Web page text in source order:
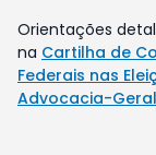
Orientações
na Cartilha de
Federais nas
Advocacia-